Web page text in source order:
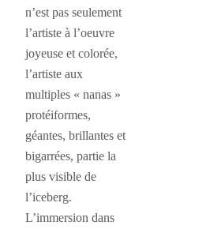
n’est pas seulement
l’artiste à l’oeuvre
joyeuse et colorée,
l’artiste aux
multiples « nanas »
protéiformes,
géantes, brillantes et
bigarrées, partie la
plus visible de
l’iceberg.
L’immersion dans